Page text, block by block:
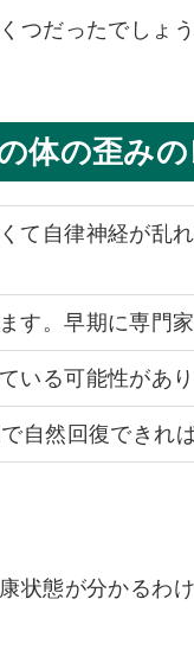
つだったでしょう
体の歪みの
て自律神経が乱
す。早期に専門
いる可能性があ
自然回復できれ
状態が分かるわ